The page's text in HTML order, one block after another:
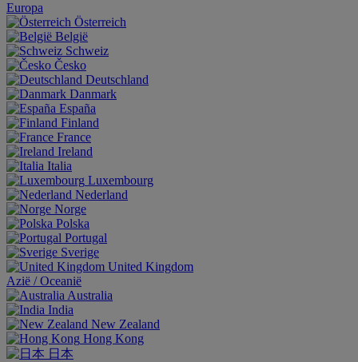
Europa
Österreich
België
Schweiz
Česko
Deutschland
Danmark
España
Finland
France
Ireland
Italia
Luxembourg
Nederland
Norge
Polska
Portugal
Sverige
United Kingdom
Aziё / Oceaniё
Australia
India
New Zealand
Hong Kong
日本